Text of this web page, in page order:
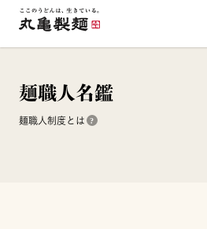
麺職人名鑑
麺職人制度とは ?